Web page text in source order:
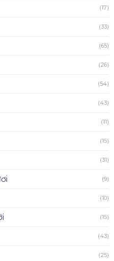
(17)
(33)
(65)
(26)
(54)
(43)
(11)
(15)
(31)
(9)
(10)
(15)
(43)
(25)